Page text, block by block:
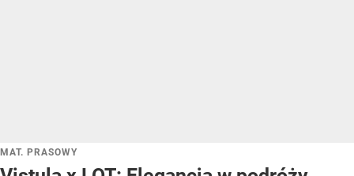
MAT. PRASOWY